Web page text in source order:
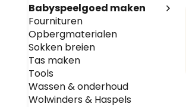
Babyspeelgoed maken
Fournituren
Opbergmaterialen
Sokken breien
Tas maken
Tools
Wassen & onderhoud
Wolwinders & Haspels